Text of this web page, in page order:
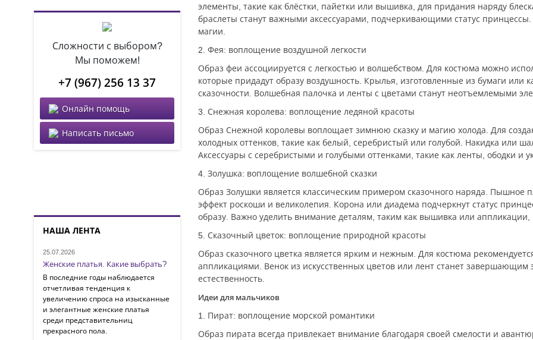
Сложности с выбором?
Мы поможем!
+7 (967) 256 13 37
Онлайн помощь
Написать письмо
НАША ЛЕНТА
25.07.2026
Женские платья. Какие выбрать?
В последние годы наблюдается
отчетливая тенденция к
увеличению спроса на изысканные
и элегантные женские платья
среди представительниц
прекрасного пола.
элементы, такие как блёстки, пайетки или вышивка, для придания наряду
браслеты станут важными аксессуарами, подчеркивающими статус
магии.
2. Фея: воплощение воздушной легкости
Образ феи ассоциируется с легкостью и волшебством. Для костюма можно
которые придадут образу воздушность. Крылья, изготовленные из бумаги
сказочности. Волшебная палочка и ленты с цветами станут неотъемлемыми
3. Снежная королева: воплощение ледяной красоты
Образ Снежной королевы воплощает зимнюю сказку и магию холода. Для
холодных оттенков, такие как белый, серебристый или голубой. Накидка или
Аксессуары с серебристыми и голубыми оттенками, такие как ленты, ободки и
4. Золушка: воплощение волшебной сказки
Образ Золушки является классическим примером сказочного наряда. Пышное
эффект роскоши и великолепия. Корона или диадема подчеркнут статус
образу. Важно уделить внимание деталям, таким как вышивка или
5. Сказочный цветок: воплощение природной красоты
Образ сказочного цветка является ярким и нежным. Для костюма
аппликациями. Венок из искусственных цветов или лент станет
естественность.
Идеи для мальчиков
1. Пират: воплощение морской романтики
Образ пирата всегда привлекает внимание благодаря своей смелости и